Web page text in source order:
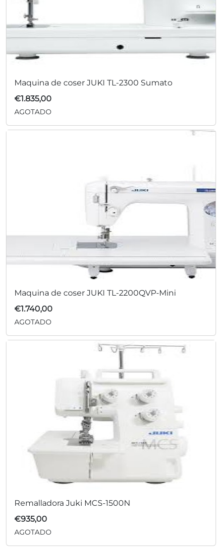
Maquina de coser JUKI TL-2300 Sumato
€1.835,00
AGOTADO
Maquina de coser JUKI TL-2200QVP-Mini
€1.740,00
AGOTADO
Remalladora Juki MCS-1500N
€935,00
AGOTADO